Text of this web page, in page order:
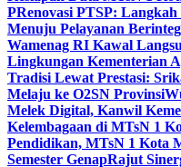
PRenovasi PTSP:
Menuju Pelayanan
Wamenag RI Kawal
Lingkungan Kementerian
Tradisi Lewat Prestasi:
Melaju ke O2SN Provinsi
Melek Digital, Kanwil
Kelembagaan di MTsN 1
Pendidikan, MTsN 1 Kota
Semester GenapRajut